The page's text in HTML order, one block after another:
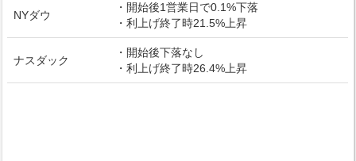
NYダウ
・開始後1営業日で0.1%下落
・利上げ終了時21.5%上昇
ナスダック
・開始後下落なし
・利上げ終了時26.4%上昇